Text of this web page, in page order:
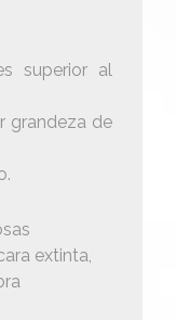
superior al
grandeza de
extinta,